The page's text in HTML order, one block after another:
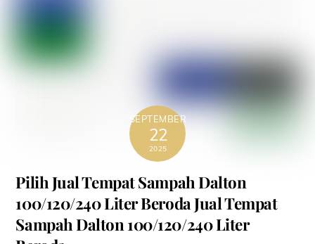
SEPTEMBER
22
2025
Pilih Jual Tempat Sampah Dalton
100/120/240 Liter Beroda Jual Tempat
Sampah Dalton 100/120/240 Liter